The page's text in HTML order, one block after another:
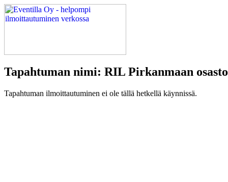
Tapahtuman nimi: RIL Pirkanmaan
Tapahtuman ilmoittautuminen ei ole tällä hetkellä käynnissä.